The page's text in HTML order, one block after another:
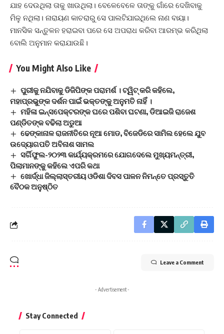
ଯାହ ଦେଉଥିଲା ତାକୁ ଖାଉଥିଲା। ବେଳେବେଳେ ତାଙ୍କୁ ଗାଁରେ ଦେଖିବାକୁ
ମିଳୁ ନଥିଲା। ନାରାୟଣ କାଚରାରୁ ସେ ପାଲଟିଯାଇଥିଲେ ନାଣ ବାୟା।
ମାନସିକ ସନ୍ତୁଳନ ହରାଇବା ପରେ ସେ ଅପରାଧ କରିବା ଆରମ୍ଭ କରିଥିଲା
ବୋଲି ଅନୁମାନ କରାଯାଉଛି।
You Might Also Like
ପୁରୀକୁ ନଯିବାକୁ ଡିଜିପିଙ୍କ ପରାମର୍ଶ । ଟ୍ୱିଟ୍ କରି କହିଲେ,
ମହାପ୍ରଭୁଙ୍କ ଦର୍ଶନ ପାଇଁ ଭକ୍ତଙ୍କୁ ଅନୁମତି ନାହିଁ ।
ମହିଳା ଇନ୍ସପେକ୍ଟରଙ୍କ ଘରେ ପଶିବା ଘଟଣା, ଡିଆଇଜି ରାଜେଶ
ପଣ୍ଡିତଙ୍କ ବଢିଲା ଅଡୁଆ
ଢେଙ୍କାନାଳ ରାଜନୀତିରେ ନୂଆ ମୋଡ, ବିଜେଡିରେ ସାମିଲ ହେଲେ ଯୁବ
ଉଦ୍ୟୋଗପତି ଅବିନାଶ ସାମଲ
ସର୍ଗିଫୁଲ-୨୦୨୩ କାର୍ଯ୍ୟକ୍ରମରେ ଯୋଗଦେଲେ ମୁଖ୍ୟମନ୍ତ୍ରୀ,
ପିଲାମାନଙ୍କୁ କହିଲେ ଏପରି କଥା
ଖୋର୍ଦ୍ଧା ଜିଲ୍ଲାସ୍ତରୀୟ ଓଡିଶା ଦିବସ ପାଳନ ନିମନ୍ତେ ପ୍ରସ୍ତୁତି
ବୈଠକ ଅନୁଷ୍ଠିତ
Leave a Comment
- Advertisement -
Stay Connected